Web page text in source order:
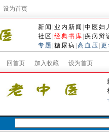
设为首页
新闻 业内新闻 中医妇
社区 经典书库 疾病辩
专题 糖尿病 高血压